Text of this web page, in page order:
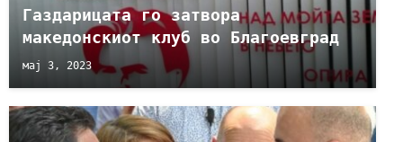
Газдарицата го затвора
македонскиот клуб во Благоевград
мај 3, 2023